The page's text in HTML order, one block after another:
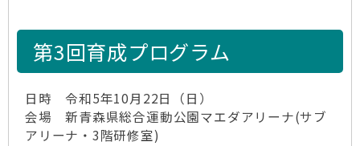
第3回育成プログラム
日時 令和5年10月22日（日）
会場 新青森県総合運動公園マエダアリーナ(サブ
アリーナ・3階研修室)